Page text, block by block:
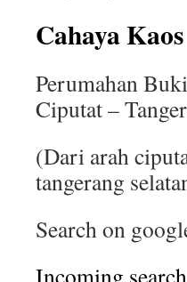
Cahaya Kaos
Perumahan
Ciputat –
(Dari arah
tangerang
Search on
Incoming